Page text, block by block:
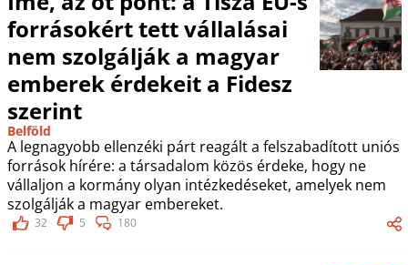
forrásokért tett vállalásai
nem szolgálják a magyar
emberek érdekeit a Fidesz
szerint
Belföld
A legnagyobb ellenzéki párt reagált a felszabadított uniós
források hírére: a társadalom közös érdeke, hogy ne
vállaljon a kormány olyan intézkedéseket, amelyek nem
szolgálják a magyar embereket.
32 5 180